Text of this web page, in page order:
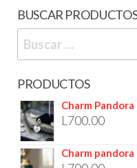
BUSCAR
PRODUCTOS
Charm Pandora
L 700.00
Charm pandora